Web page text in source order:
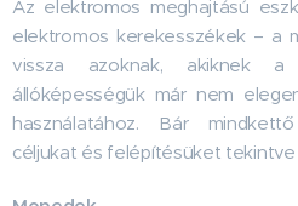
Az elektromos meghajtású
elektromos kerekesszékek – a
vissza azoknak, akiknek
állóképességük már nem
használatához. Bár
céljukat és felépítésüket